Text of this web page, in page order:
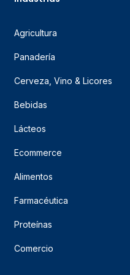
Agricultura
Panadería
Cerveza, Vino & Licores
Bebidas
Lácteos
Ecommerce
Alimentos
Farmacéutica
Proteínas
Comercio